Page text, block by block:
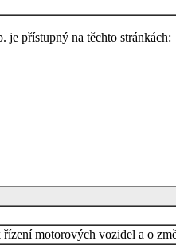
je přístupný na těchto stránkách:
motorových vozidel a o